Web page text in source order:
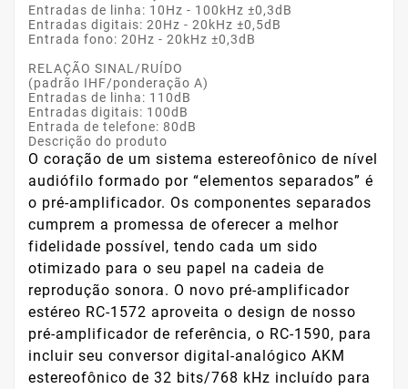
Entradas de linha: 10Hz - 100kHz ±0,3dB
Entradas digitais: 20Hz - 20kHz ±0,5dB
Entrada fono: 20Hz - 20kHz ±0,3dB
RELAÇÃO SINAL/RUÍDO
(padrão IHF/ponderação A)
Entradas de linha: 110dB
Entradas digitais: 100dB
Entrada de telefone: 80dB
Descrição do produto
O coração de um sistema estereofônico de nível
audiófilo formado por “elementos separados” é
o pré-amplificador. Os componentes separados
cumprem a promessa de oferecer a melhor
fidelidade possível, tendo cada um sido
otimizado para o seu papel na cadeia de
reprodução sonora. O novo pré-amplificador
estéreo RC-1572 aproveita o design de nosso
pré-amplificador de referência, o RC-1590, para
incluir seu conversor digital-analógico AKM
estereofônico de 32 bits/768 kHz incluído para